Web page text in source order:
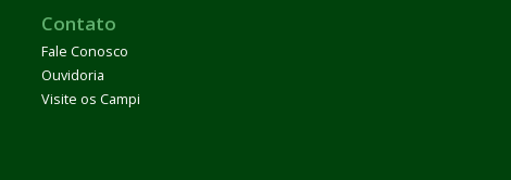
Contato
Fale Conosco
Ouvidoria
Visite os Campi